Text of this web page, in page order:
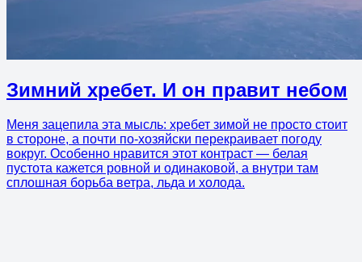
Зимний хребет. И он правит небом
Меня зацепила эта мысль: хребет зимой не просто стоит
в стороне, а почти по-хозяйски перекраивает погоду
вокруг. Особенно нравится этот контраст — белая
пустота кажется ровной и одинаковой, а внутри там
сплошная борьба ветра, льда и холода.